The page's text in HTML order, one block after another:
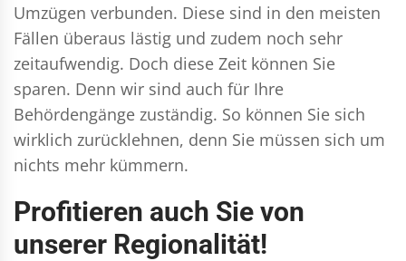
Umzügen verbunden. Diese sind in den meisten
Fällen überaus lästig und zudem noch sehr
zeitaufwendig. Doch diese Zeit können Sie
sparen. Denn wir sind auch für Ihre
Behördengänge zuständig. So können Sie sich
wirklich zurücklehnen, denn Sie müssen sich um
nichts mehr kümmern.
Profitieren auch Sie von
unserer Regionalität!